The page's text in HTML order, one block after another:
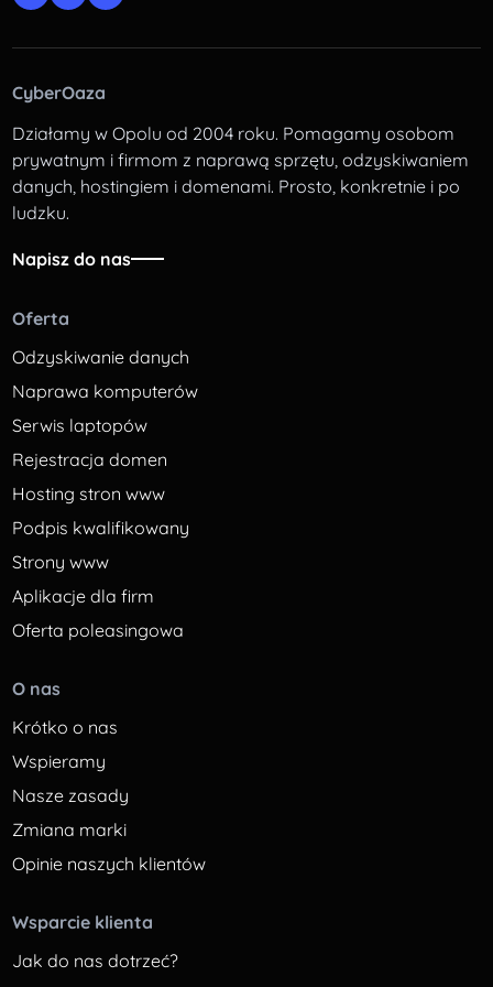
CyberOaza
Działamy w Opolu od 2004 roku. Pomagamy osobom
prywatnym i firmom z naprawą sprzętu, odzyskiwaniem
danych, hostingiem i domenami. Prosto, konkretnie i po
ludzku.
Napisz do nas
Oferta
Odzyskiwanie danych
Naprawa komputerów
Serwis laptopów
Rejestracja domen
Hosting stron www
Podpis kwalifikowany
Strony www
Aplikacje dla firm
Oferta poleasingowa
O nas
Krótko o nas
Wspieramy
Nasze zasady
Zmiana marki
Opinie naszych klientów
Wsparcie klienta
Jak do nas dotrzeć?